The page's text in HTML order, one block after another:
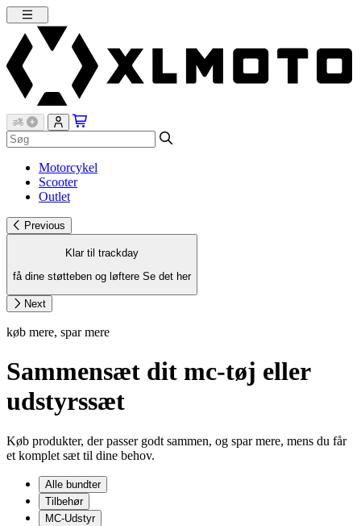
Motorcykel
Scooter
Outlet
Previous
Klar til trackday
få dine støtteben og løftere Se det her
Next
køb mere, spar mere
Sammensæt dit mc-tøj eller
udstyrssæt
Køb produkter, der passer godt sammen, og spar mere, mens du får
et komplet sæt til dine behov.
Alle bundter
Tilbehør
MC-Udstyr